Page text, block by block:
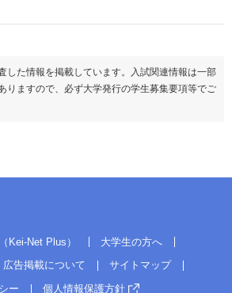
した情報を掲載しています。入試関連情報は一部
りますので、必ず大学発行の学生募集要項等でご
Kei-Net Plus）
大学生の方へ
広告掲載について
サイトマップ
ー
個人情報保護方針